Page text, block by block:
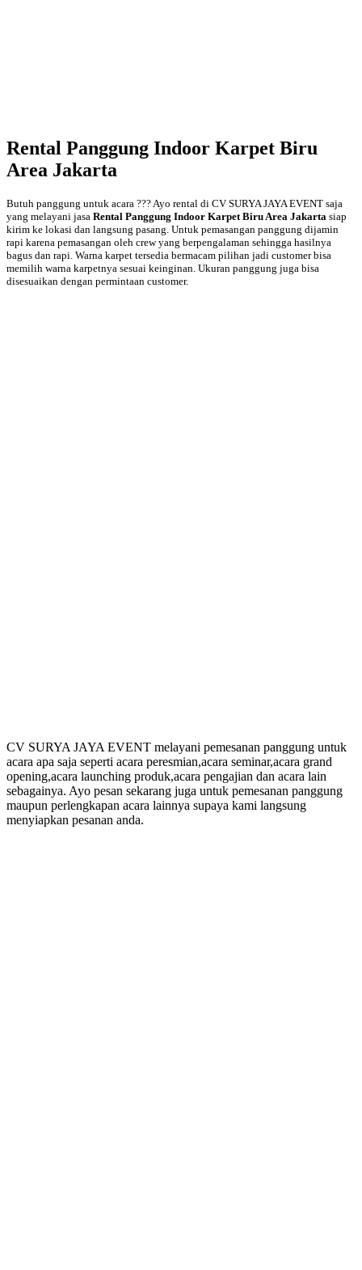
Rental Panggung Indoor Karpet Biru
Area Jakarta
Butuh panggung untuk acara ??? Ayo rental di CV SURYA JAYA EVENT saja
yang melayani jasa Rental Panggung Indoor Karpet Biru Area Jakarta siap
kirim ke lokasi dan langsung pasang. Untuk pemasangan panggung dijamin
rapi karena pemasangan oleh crew yang berpengalaman sehingga hasilnya
bagus dan rapi. Warna karpet tersedia bermacam pilihan jadi customer bisa
memilih warna karpetnya sesuai keinginan. Ukuran panggung juga bisa
disesuaikan dengan permintaan customer.
CV SURYA JAYA EVENT melayani pemesanan panggung untuk
acara apa saja seperti acara peresmian,acara seminar,acara grand
opening,acara launching produk,acara pengajian dan acara lain
sebagainya. Ayo pesan sekarang juga untuk pemesanan panggung
maupun perlengkapan acara lainnya supaya kami langsung
menyiapkan pesanan anda.